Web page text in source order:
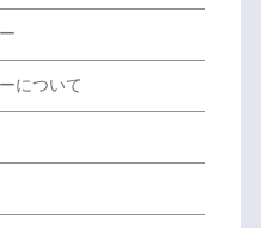
について